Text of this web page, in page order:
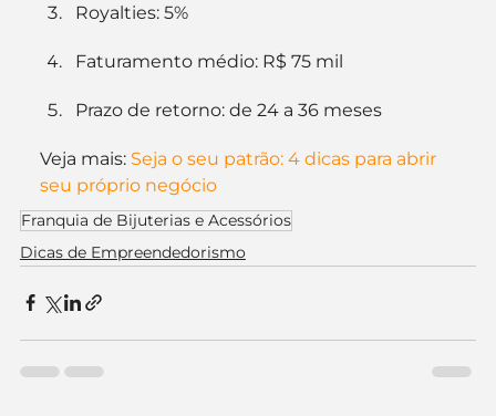
Royalties: 5%
Faturamento médio: R$ 75 mil
Prazo de retorno: de 24 a 36 meses
Veja mais: Seja o seu patrão: 4 dicas para abrir
seu próprio negócio
Franquia de Bijuterias e Acessórios
Dicas de Empreendedorismo